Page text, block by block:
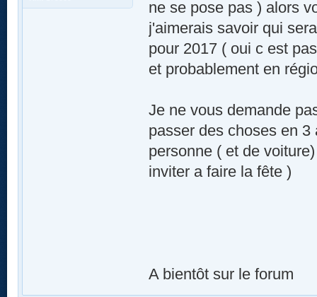
ne se pose pas ) alors
j'aimerais savoir qui
pour 2017 ( oui c est
et probablement en
Je ne vous demande
passer des choses en
personne ( et de
inviter a faire la fête )
A bientôt sur le forum